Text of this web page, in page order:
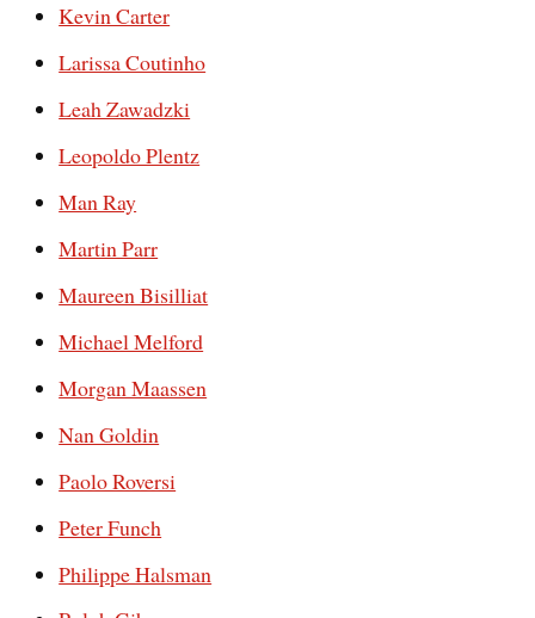
Kevin Carter
Larissa Coutinho
Leah Zawadzki
Leopoldo Plentz
Man Ray
Martin Parr
Maureen Bisilliat
Michael Melford
Morgan Maassen
Nan Goldin
Paolo Roversi
Peter Funch
Philippe Halsman